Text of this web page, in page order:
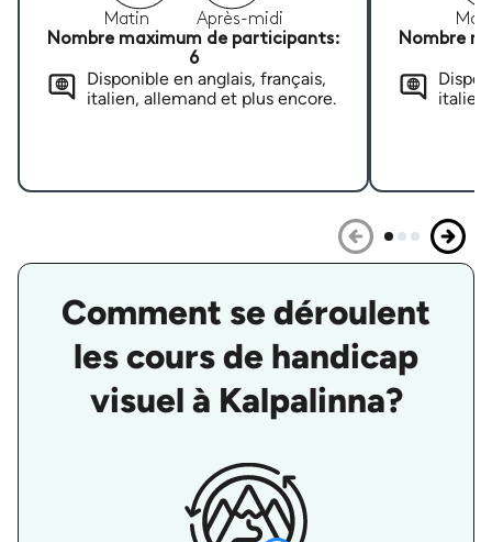
Matin
Après-midi
Nombre maximum de participants:
6
Disponible en anglais, français,
italien, allemand et plus encore.
Nombre
Comment se déroulent
les cours de handicap
visuel à Kalpalinna?